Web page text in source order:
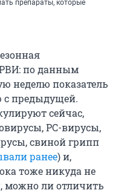
препараты, которые
по данным
неделю показатель
с предыдущей.
сейчас,
РС-вирусы,
свиной грипп
ранее) и,
тоже никуда не
можно ли отличить